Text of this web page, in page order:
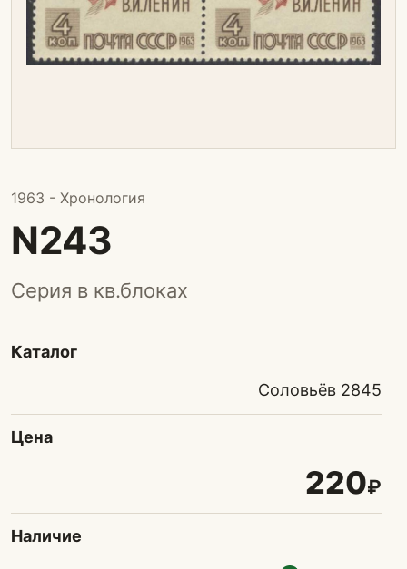
1963 - Хронология
N243
Серия в кв.блоках
Каталог
Соловьёв 2845
Цена
220₽
Наличие